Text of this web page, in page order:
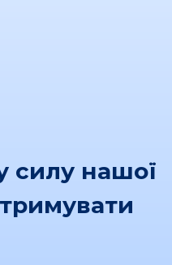
силу нашої